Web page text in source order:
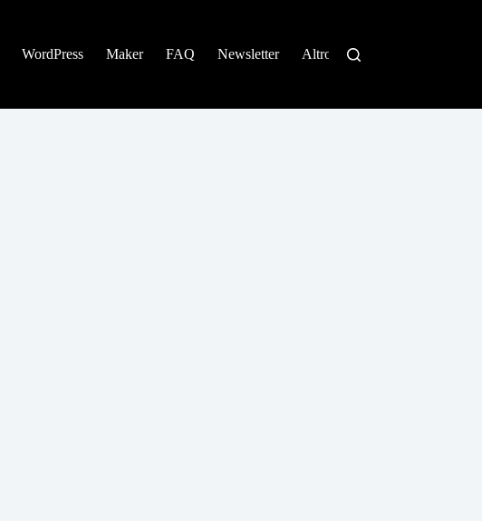
WordPress Maker FAQ Newsletter Altro